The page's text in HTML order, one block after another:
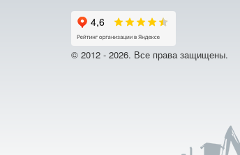
© 2012 - 2026. Все права защищены.